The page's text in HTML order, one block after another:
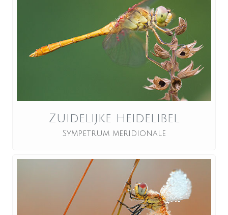
Zuidelijke heidelibel
Sympetrum meridionale